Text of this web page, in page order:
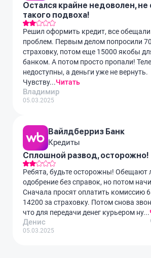
Остался крайне недоволен,
такого подвоха!
Решил оформить кредит, все
проблем. Первым делом попросили
страховку, потом еще 15000 якобы
банком. А потом просто пропали!
недоступны, а деньги уже не вернуть.
Чувству...Читать
Владимир
05.03.2025
Вайлдберриз Банк
Кредиты
Сплошной развод, осторожно!
Ребята, будьте осторожны! Обещают
одобрение без справок, но потом
Сначала просят оплатить комиссию
14200 за страховку. Потом снова
что для передачи денег курьером ну...
Денис
05.03.2025